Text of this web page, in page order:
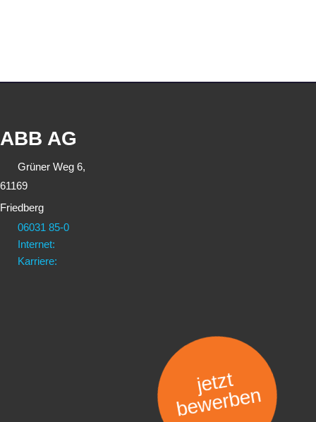
ABB AG
Grüner Weg 6,
61169
Friedberg
06031 85-0
Internet:
Karriere:
jetzt
bewerben